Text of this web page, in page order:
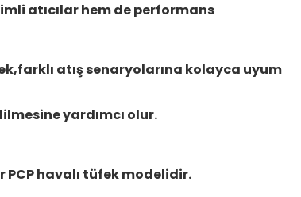
atıcılar hem de performans
,farklı atış senaryolarına kolayca uyum
yardımcı olur.
havalı tüfek modelidir.